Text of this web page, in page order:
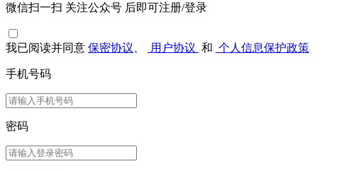
微信扫一扫 关注公众号 后即可注册/登录
我已阅读并同意 保密协议 用户协议 和 个人信息保护政策
手机号码
密码